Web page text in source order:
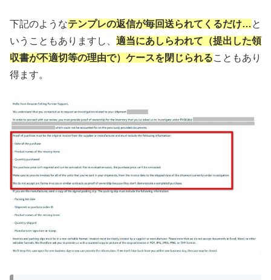
下記のようなテンプレの返信が毎回送られてくるだけ…と
いうこともありますし、 適当にあしらわれて（提出した領
収書が不適切等の理由で）ケースを閉じられることもあり
得ます。